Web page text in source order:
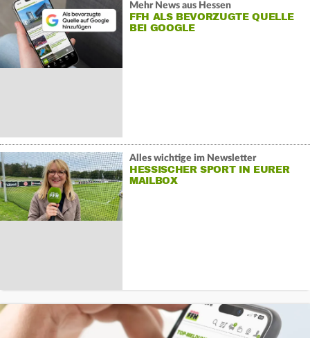
Mehr News aus Hessen
FFH ALS BEVORZUGTE QUELLE
BEI GOOGLE
Alles wichtige im Newsletter
HESSISCHER SPORT IN EURER
MAILBOX